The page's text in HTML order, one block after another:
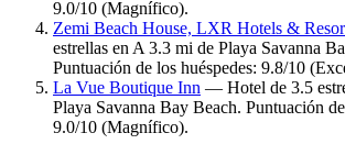
9.0/10 (Magnífico).
Zemi Beach House, LXR Hotels &
estrellas en A 3.3 mi de Playa Savanna
Puntuación de los huéspedes: 9.8/10
La Vue Boutique Inn — Hotel de 3.5
Playa Savanna Bay Beach. Puntuación
9.0/10 (Magnífico).